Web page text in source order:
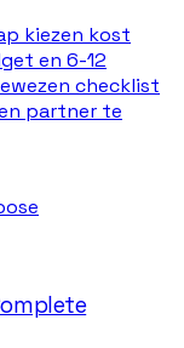
kiezen kost
en 6-12
checklist
partner te